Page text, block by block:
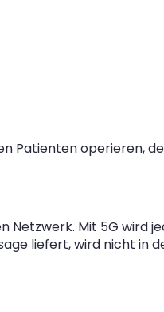
Patienten operieren,
Mit 5G wird
liefert, wird nicht in